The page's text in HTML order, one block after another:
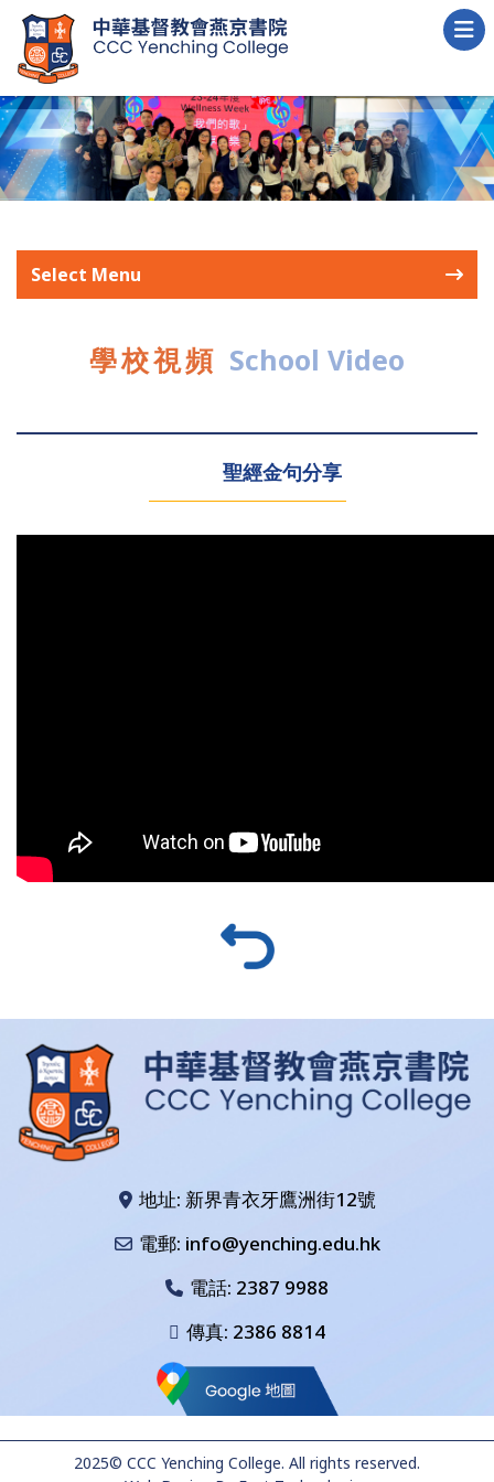
Select Menu
學校視頻 School Video
聖經金句分享
地址: 新界青衣牙鷹洲街12號
電郵: info@yenching.edu.hk
電話: 2387 9988
傳真: 2386 8814
2025© CCC Yenching College. All rights reserved.